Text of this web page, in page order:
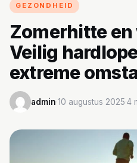
Blessures
Gezondheid
Producten
Routes
GEZONDHEID
Zomerhitte
Veilig
extreme
admin·10 augustus 2025·4